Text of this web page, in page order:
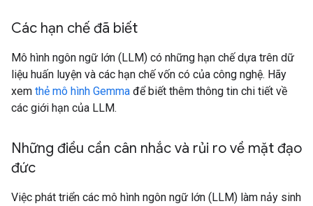
Các hạn chế đã biết
Mô hình ngôn ngữ lớn (LLM) có những hạn chế dựa trên dữ
liệu huấn luyện và các hạn chế vốn có của công nghệ. Hãy
xem thẻ mô hình Gemma để biết thêm thông tin chi tiết về
các giới hạn của LLM.
Những điều cần cân nhắc và rủi ro về mặt đạo
đức
Việc phát triển các mô hình ngôn ngữ lớn (LLM) làm nảy sinh